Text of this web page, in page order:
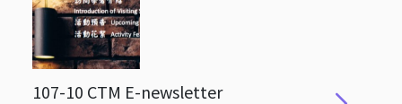
107-10 CTM E-newsletter